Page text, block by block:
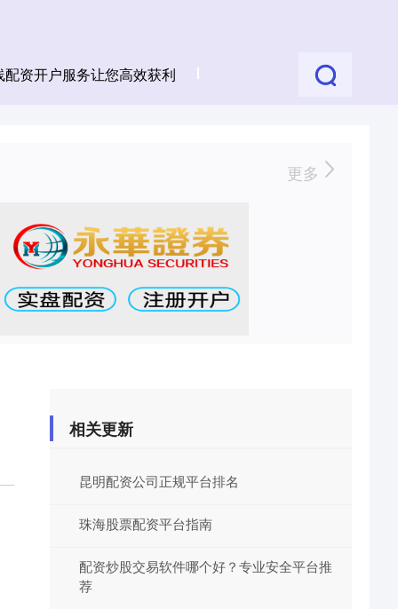
资开户服务让您高效获利
更多
相关更新
昆明配资公司正规平台排名
珠海股票配资平台指南
配资炒股交易软件哪个好？专业安全平台推
荐